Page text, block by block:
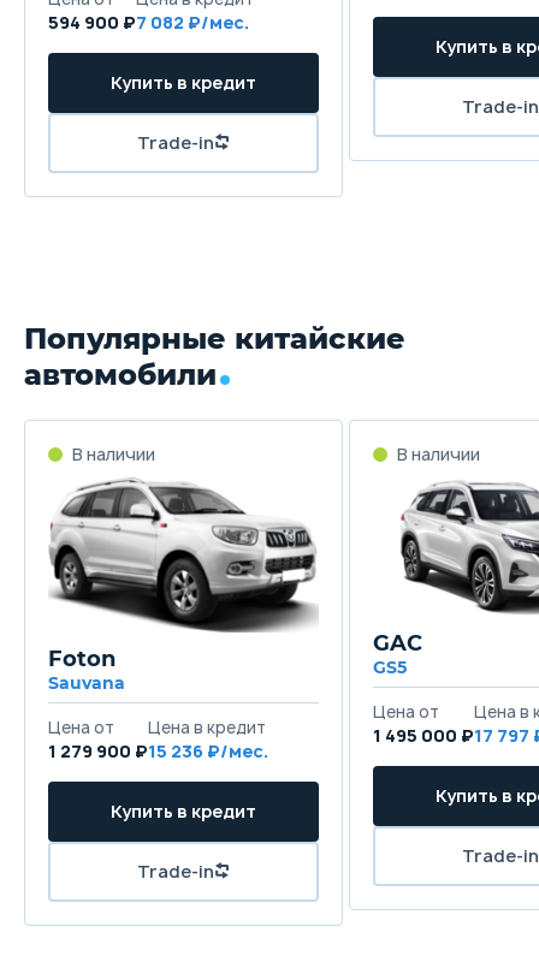
594 900 ₽7 082
Популярные китайские
автомобили
Foton
Sauvana
1 279 900 ₽15 236
GAC
GS5
1 495 000 ₽17 797